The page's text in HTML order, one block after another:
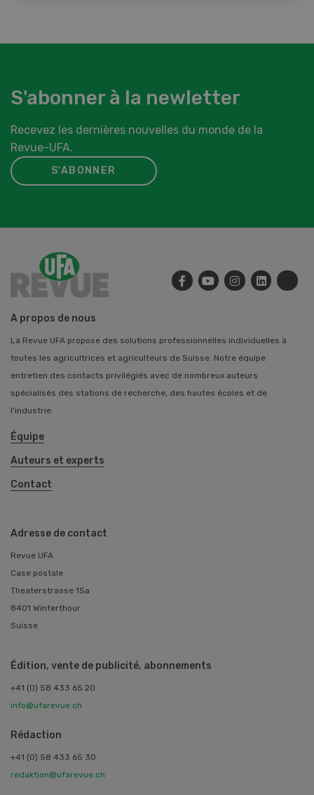
S'abonner à la newletter
Recevez les dernières nouvelles du monde de la
Revue-UFA.
S'ABONNER
A propos de nous
La Revue UFA propose des solutions professionnelles individuelles à
toutes les agricultrices et agriculteurs de Suisse. Notre équipe
entretien des contacts privilégiés avec de nombreux auteurs
spécialisés des stations de recherche, des hautes écoles et de
l’industrie.
Équipe
Auteurs et experts
Contact
Adresse de contact
Revue UFA
Case postale
Theaterstrasse 15a
8401 Winterthour
Suisse
Édition, vente de publicité, abonnements
+41 (0) 58 433 65 20
info@ufarevue.ch
Rédaction
+41 (0) 58 433 65 30
redaktion@ufarevue.ch